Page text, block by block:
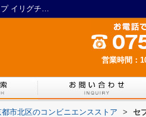
セブン-イレブン 京都鷹峯藤林店情報ページ｜京都市北区の不動産はLIXIL不動産ショップ イリグチハウジング
営業時間：
都市北区のコンビニエンスストア > セ